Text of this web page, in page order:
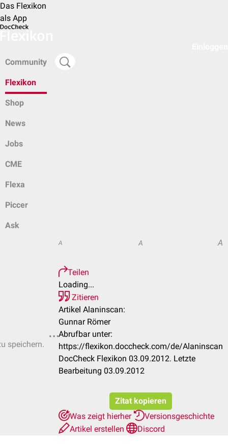
Das Flexikon
als App
Community
Flexikon
Shop
News
Jobs
CME
Flexa
Piccer
Ask
speichern.
A A A
Teilen
Loading...
Zitieren
Artikel Alaninscan:
Gunnar Römer
Abrufbar unter:
https://flexikon.doccheck.com/de/Alaninscan
DocCheck Flexikon 03.09.2012. Letzte
Bearbeitung 03.09.2012
Zitat kopieren
Was zeigt hierher
Versionsgeschichte
Artikel erstellen
Discord